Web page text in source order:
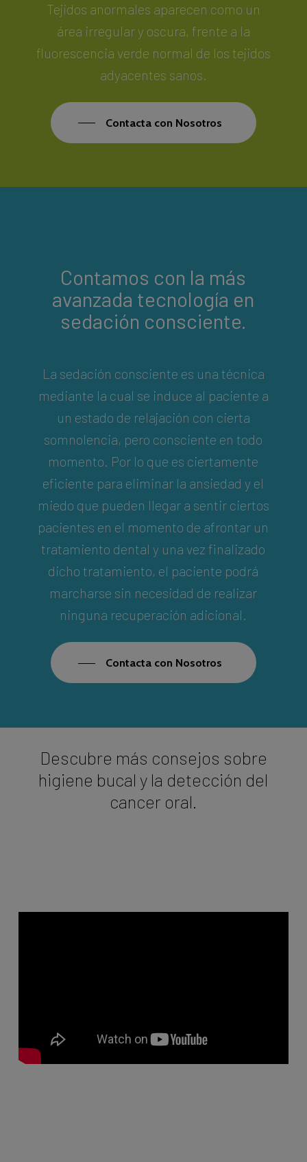
Tejidos anormales aparecen como un
área irregular y oscura, frente a la
fluorescencia verde normal de los tejidos
adyacentes sanos.
Contacta con Nosotros
Contamos con la más
avanzada tecnología en
sedación consciente.
La sedación consciente es una técnica
mediante la cual se induce al paciente a
un estado de relajación con cierta
somnolencia, pero consciente en todo
momento. Por lo que es ciertamente
eficiente para eliminar la ansiedad y el
miedo que pueden llegar a sentir ciertos
pacientes en el momento de afrontar un
tratamiento dental y una vez finalizado
dicho tratamiento, el paciente podrá
marcharse sin necesidad de realizar
ninguna recuperación adicional.
Contacta con Nosotros
Descubre más consejos sobre
higiene bucal y la detección del
cancer oral.